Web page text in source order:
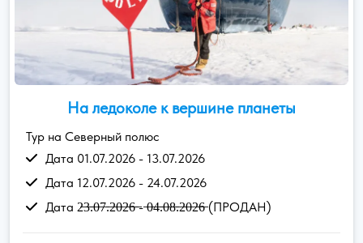
На ледоколе к вершине планеты
Тур на Северный полюс
Дата 01.07.2026 - 13.07.2026
Дата 12.07.2026 - 24.07.2026
Дата 2̶3̶.̶0̶7̶.̶2̶0̶2̶6̶ ̶- ̶0̶4̶.̶0̶8̶.̶2̶0̶2̶6̶ (ПРОДАН)